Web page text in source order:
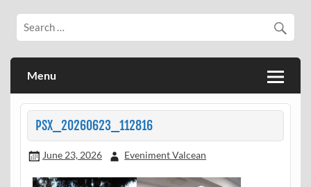
Eveniment Valcean
Menu
PSX_20260623_112816
June 23, 2026 Eveniment Valcean